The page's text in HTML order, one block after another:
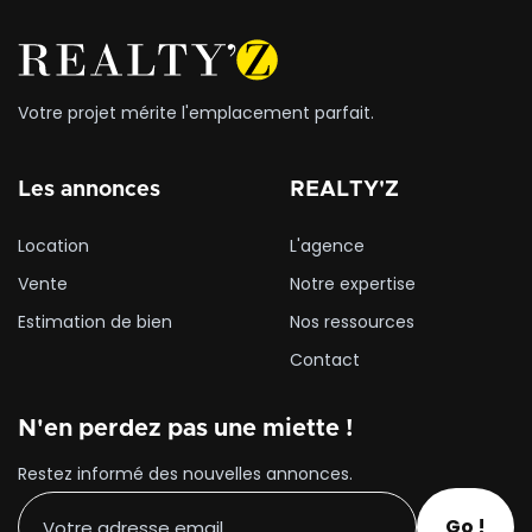
Votre projet mérite l'emplacement parfait.
Les annonces
Location
Vente
Estimation de bien
REALTY'Z
L'agence
Notre expertise
Nos ressources
Contact
N'en perdez pas une miette !
Restez informé des nouvelles annonces.